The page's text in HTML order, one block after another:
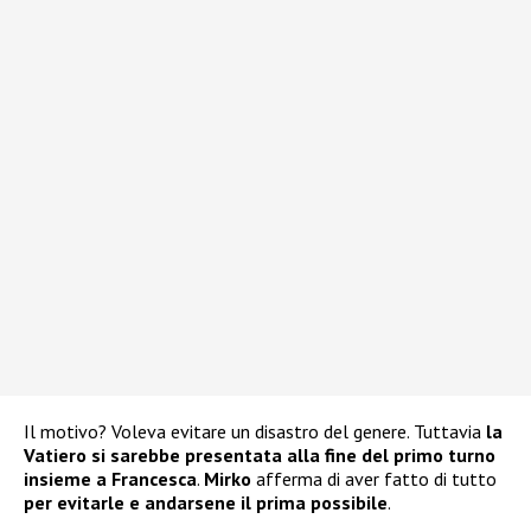
Il motivo? Voleva evitare un disastro del genere. Tuttavia la
Vatiero si sarebbe presentata alla fine del primo turno
insieme a Francesca. Mirko afferma di aver fatto di tutto
per evitarle e andarsene il prima possibile.